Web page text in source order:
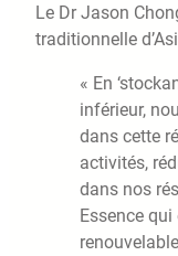
Le Dr Jason
traditionnelle
« En
inférieur,
dans cette
activités,
dans nos
Essence